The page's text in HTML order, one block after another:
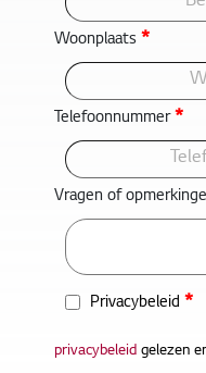
Woonplaats *
Telefoonnummer*
Vragen of
Privacybeleid *
privacybeleid gelezen